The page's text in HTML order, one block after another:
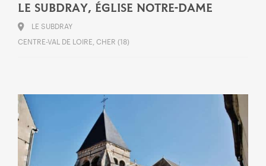
LE SUBDRAY, ÉGLISE NOTRE-DAME
LE SUBDRAY
CENTRE-VAL DE LOIRE, CHER (18)